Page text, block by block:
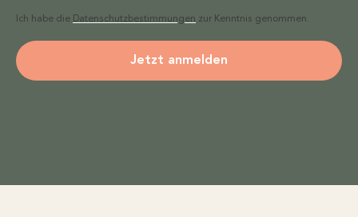
Ich habe die Datenschutzbestimmungen zur Kenntnis genommen.
Jetzt anmelden